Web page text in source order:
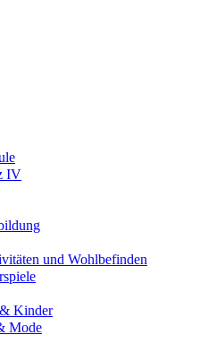
IV
und Wohlbefinden
Kinder
Mode